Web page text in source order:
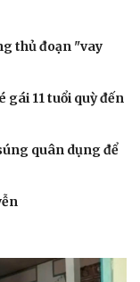
thủ đoạn "vay
gái 11 tuổi quỳ đến
quân dụng để